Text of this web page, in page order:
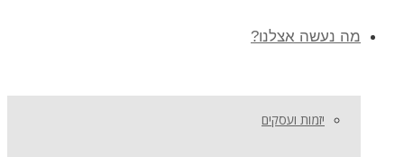
מה נעשה אצלנו?
יזמות ועסקים